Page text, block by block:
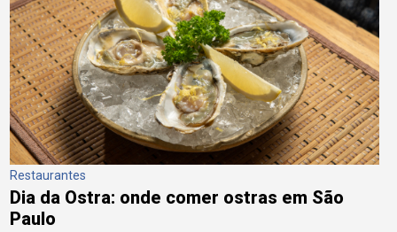
Restaurantes
Dia da Ostra: onde comer ostras em São
Paulo